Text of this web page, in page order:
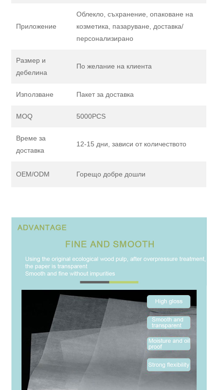
Приложение
Облекло, съхранение, опаковане на
козметика, пазаруване, доставка/
персонализирано
Размер и
дебелина
По желание на клиента
Използване Пакет за доставка
MOQ 5000PCS
Време за
доставка
12-15 дни, зависи от количеството
OEM/ODM Горещо добре дошли